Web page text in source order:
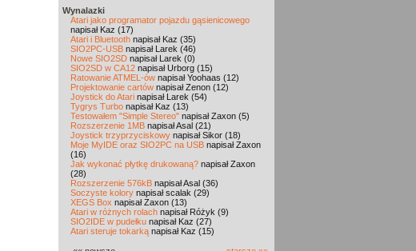
Wynalazki
Atari jako programator pojazdu gąsienicowego
napisał Kaz (17)
Atari i Bluetooth napisał Kaz (35)
SIO2PC-USB napisał Larek (46)
Nowe SIO2SD napisał Larek (0)
SIO2SD w CA12 napisał Urborg (15)
Ratowanie ATMEL-ów napisał Yoohaas (12)
Projektowanie cartów napisał Zenon (12)
Joystick do Atari napisał Larek (54)
Tygrys Turbo napisał Kaz (13)
Testowałem "Simple Stereo" napisał Zaxon (5)
Rozszerzenie 1MB napisał Asal (21)
Joystick trzyprzyciskowy napisał Sikor (18)
Moje MyIDE oraz SIO2PC na USB napisał Zaxon
(16)
Jak wykonać płytkę drukowaną? napisał Zaxon
(28)
Rozszerzenie 576kB napisał Asal (36)
Soczyste kolory napisał scalak (29)
XEGS Box napisał Zaxon (13)
Atari w różnych rolach napisał Różyk (9)
SIO2IDE w pudełku napisał Kaz (27)
Atari steruje tokarką napisał Kaz (15)